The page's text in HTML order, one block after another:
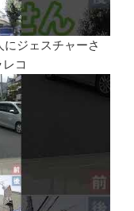
にジェスチャーさ
コ